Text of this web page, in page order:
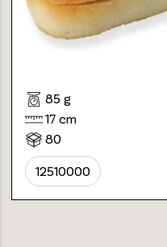
85 g
17 cm
80
12510000